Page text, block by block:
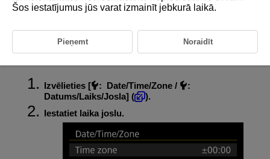
Pēc kameras pirmās ieslēgšanas vai datuma/laika/joslas atiestatīšanas
Noteikti iestatiet datumu/laiku, jo uzņemtajiem attēliem tiks pievienota
uzņemšanas datuma un laika informācija.
Izvēlieties [ : Date/Time/Zone/
:
Datums/Laiks/Josla] (
).
Iestatiet laika joslu.
Šos iestatījumus jūs varat izmainīt jebkurā laikā.
Pieņemt Noraidīt